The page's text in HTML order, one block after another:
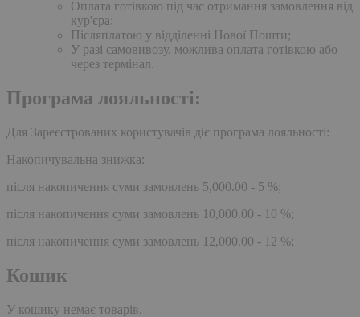
Оплата готівкою під час отримання замовлення від
кур'єра;
Післяплатою у відділенні Нової Пошти;
У разі самовивозу, можлива оплата готівкою або
через термінал.
Програма лояльності:
Для Зареєстрованих користувачів діє програма лояльності:
Накопичувальна знижка:
після накопичення суми замовлень 5,000.00 - 5 %;
після накопичення суми замовлень 10,000.00 - 10 %;
після накопичення суми замовлень 12,000.00 - 12 %;
Кошик
У кошику немає товарів.